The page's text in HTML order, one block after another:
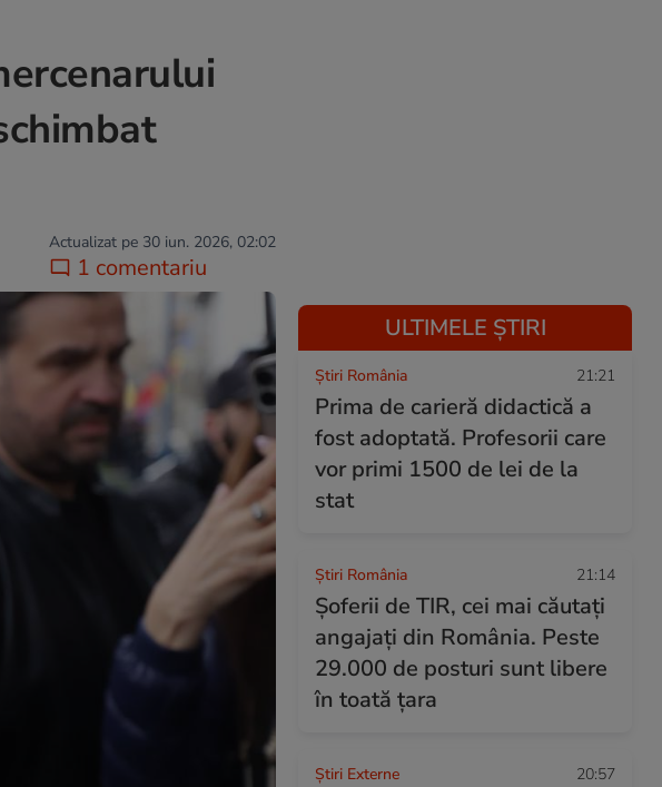
Actualizat pe 30 iun. 2026, 02:02
1 comentariu
ULTIMELE ȘTIRI
Știri România 21:21
Prima de carieră didactică a
fost adoptată. Profesorii care
vor primi 1500 de lei de la
stat
Știri România 21:14
Șoferii de TIR, cei mai căutați
angajați din România. Peste
29.000 de posturi sunt libere
în toată țara
Știri Externe 20:57